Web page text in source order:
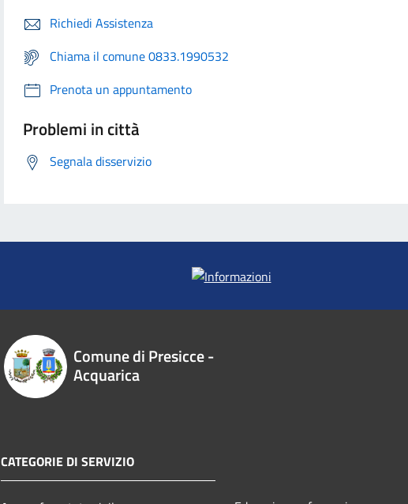
Richiedi Assistenza
Chiama il comune 0833.1990532
Prenota un appuntamento
Problemi in città
Segnala disservizio
Comune di Presicce -
Acquarica
CATEGORIE DI SERVIZIO